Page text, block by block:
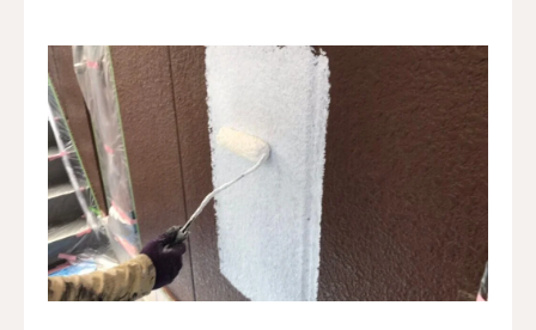
ブログ
会社案内
お問い合わせ